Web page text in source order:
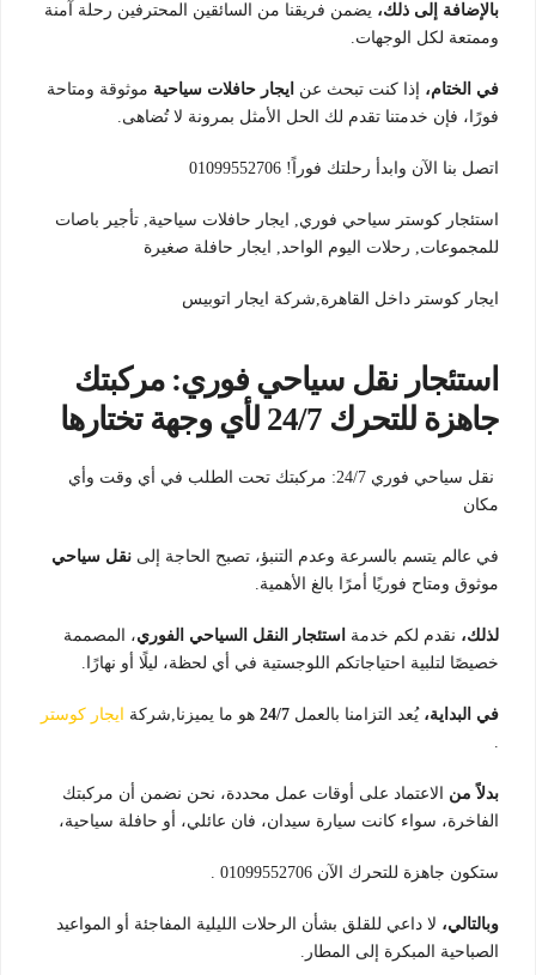
بالإضافة إلى ذلك، يضمن فريقنا من السائقين المحترفين رحلة آمنة
وممتعة لكل الوجهات.
في الختام، إذا كنت تبحث عن ايجار حافلات سياحية موثوقة ومتاحة
فورًا، فإن خدمتنا تقدم لك الحل الأمثل بمرونة لا تُضاهى.
اتصل بنا الآن وابدأ رحلتك فوراً! 01099552706
استئجار كوستر سياحي فوري, ايجار حافلات سياحية, تأجير باصات
للمجموعات, رحلات اليوم الواحد, ايجار حافلة صغيرة
ايجار كوستر داخل القاهرة,شركة ايجار اتوبيس
استئجار نقل سياحي فوري: مركبتك
جاهزة للتحرك 24/7 لأي وجهة تختارها
نقل سياحي فوري 24/7: مركبتك تحت الطلب في أي وقت وأي
مكان
في عالم يتسم بالسرعة وعدم التنبؤ، تصبح الحاجة إلى نقل سياحي
موثوق ومتاح فوريًا أمرًا بالغ الأهمية.
لذلك، نقدم لكم خدمة استئجار النقل السياحي الفوري، المصممة
خصيصًا لتلبية احتياجاتكم اللوجستية في أي لحظة، ليلًا أو نهارًا.
في البداية، يُعد التزامنا بالعمل 24/7 هو ما يميزنا,شركة
ايجار كوستر
.
بدلاً من الاعتماد على أوقات عمل محددة، نحن نضمن أن مركبتك
الفاخرة، سواء كانت سيارة سيدان، فان عائلي، أو حافلة سياحية،
ستكون جاهزة للتحرك الآن 01099552706 .
وبالتالي، لا داعي للقلق بشأن الرحلات الليلية المفاجئة أو المواعيد
الصباحية المبكرة إلى المطار.